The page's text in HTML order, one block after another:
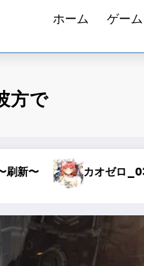
ホーム ゲー
方で
間泥棒〜 カオゼ